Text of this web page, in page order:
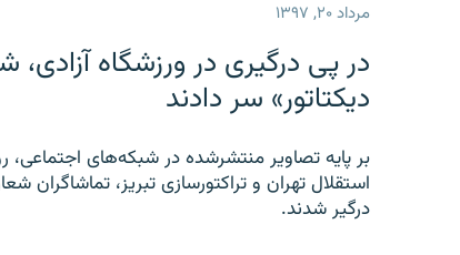
مرداد ۲۰, ۱۳۹۷
در پی درگیری در ورزشگاه
دیکتاتور» سر دادند
بر پایه تصاویر منتشرشده در شبکه‌های اجتماعی،
استقلال تهران و تراکتورسازی تبریز، تماشاگران
درگیر شدند.